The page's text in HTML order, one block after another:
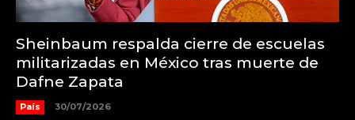
Sheinbaum respalda cierre de escuelas
militarizadas en México tras muerte de
Dafne Zapata
País 30/07/2026